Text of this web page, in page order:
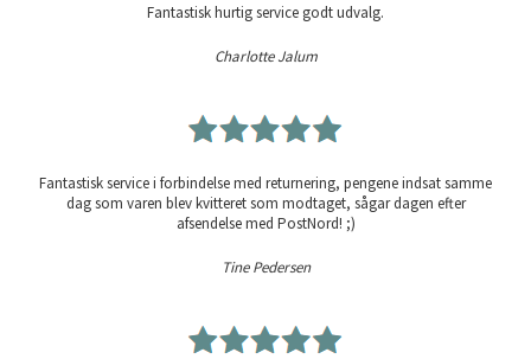
Fantastisk hurtig service godt udvalg.
Charlotte Jalum
Fantastisk service i forbindelse med returnering, pengene indsat samme
dag som varen blev kvitteret som modtaget, sågar dagen efter
afsendelse med PostNord! ;)
Tine Pedersen